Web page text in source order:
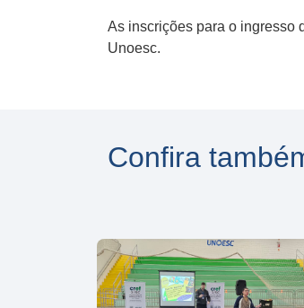
As inscrições para o ingresso
Unoesc.
Confira